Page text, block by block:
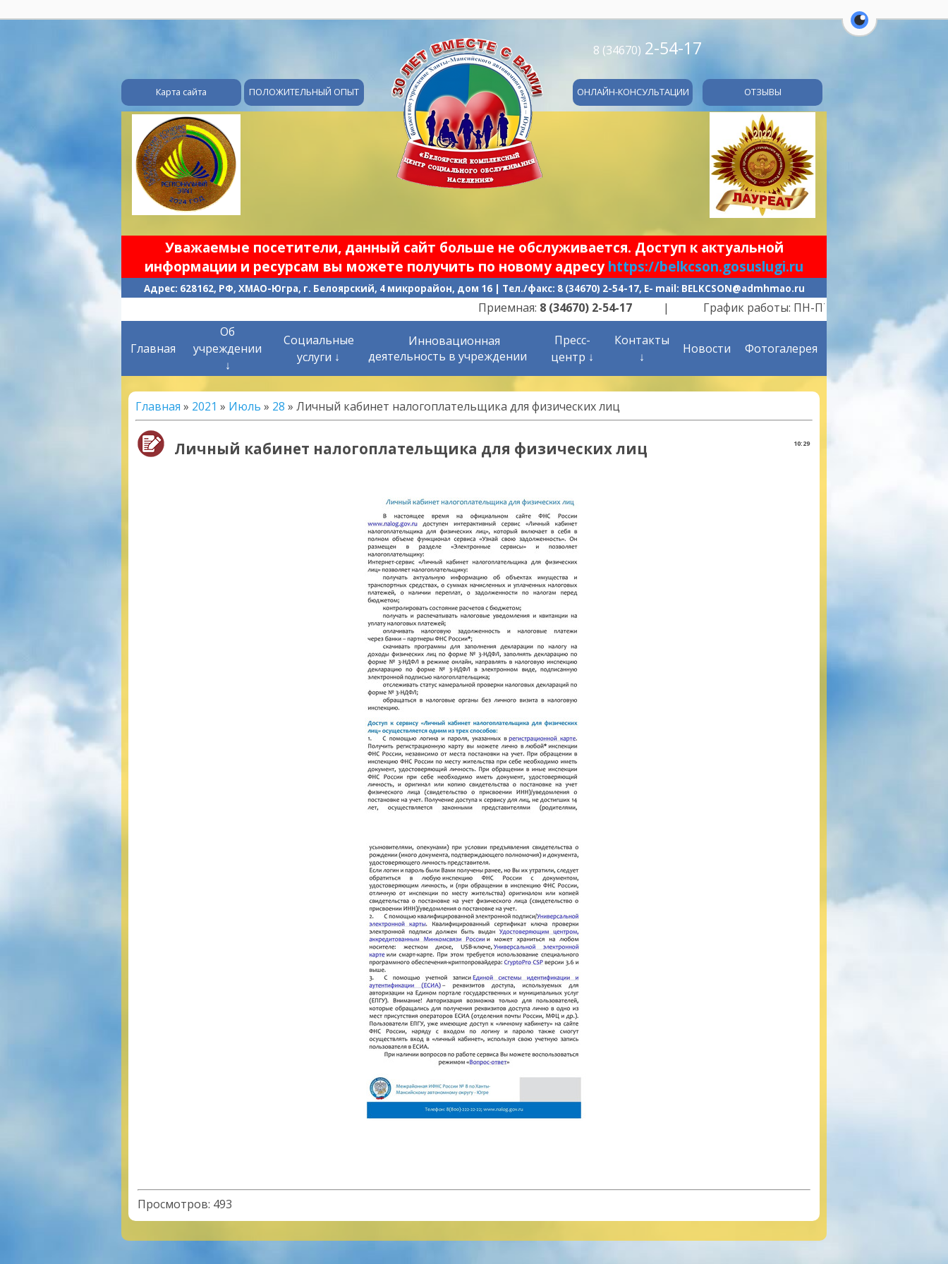
перейти на
8 (34670) 2-54-17
Карта сайта ПОЛОЖИТЕЛЬНЫЙ ОПЫТ ОНЛАЙН-КОНСУЛЬТАЦИИ ОТЗЫВЫ
Уважаемые посетители, данный сайт больше не обслуживается. Доступ к актуальной
информации и ресурсам вы можете получить по новому адресуhttps://belkcson.gosuslugi.ru
Адрес: 628162, РФ, ХМАО-Югра, г. Белоярский, 4 микрорайон, дом 16 | Тел./факс: 8 (34670) 2-54-17, E- mail: BELKCSON@admhmao.ru
Приемная:8 (34670) 2-54-17| График работы: ПН-ПТ -с 9.00 до 21.00 |
Главная
Об
учреждении
↓
Социальные
услуги ↓
Инновационная
деятельность в учреждении
Пресс-
центр ↓
Контакты
↓
Новости Фотогалерея
Главная » 2021 » Июль » 28 » Личный кабинет налогоплательщика для физических лиц
10:29
Личный кабинет налогоплательщика для физических лиц
Просмотров: 493